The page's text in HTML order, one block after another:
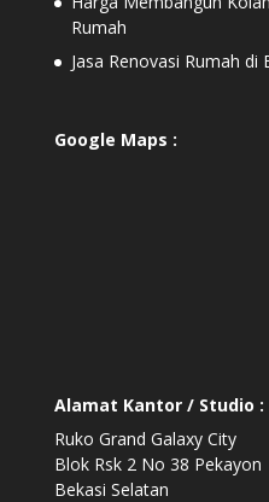
Rumah
Jasa Renovasi Rumah di
Google Maps :
Alamat Kantor / Studio :
Ruko Grand Galaxy City
Blok Rsk 2 No 38 Pekayon
Bekasi Selatan